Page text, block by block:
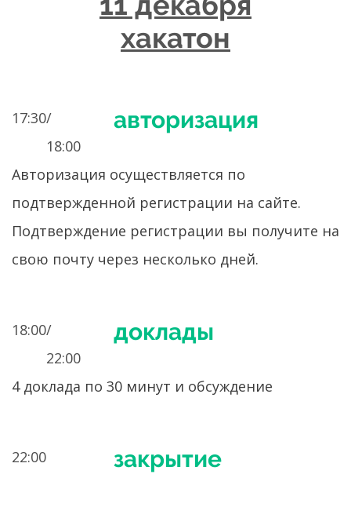
хакатон
авторизация
17:30/
18:00
Авторизация осуществляется по
подтвержденной регистрации на сайте.
Подтверждение регистрации вы получите на
свою почту через несколько дней.
доклады
18:00/
22:00
4 доклада по 30 минут и обсуждение
закрытие
22:00